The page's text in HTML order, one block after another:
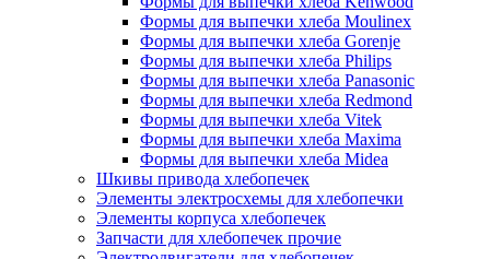
Формы для выпечки хлеба Moulinex
Формы для выпечки хлеба Gorenje
Формы для выпечки хлеба Philips
Формы для выпечки хлеба Panasonic
Формы для выпечки хлеба Redmond
Формы для выпечки хлеба Vitek
Формы для выпечки хлеба Maxima
Формы для выпечки хлеба Midea
Шкивы привода хлебопечек
Элементы электросхемы для хлебопечки
Элементы корпуса хлебопечек
Запчасти для хлебопечек прочие